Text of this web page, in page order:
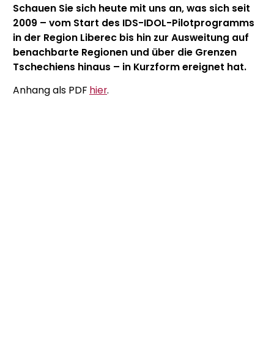
Schauen Sie sich heute mit uns an, was sich seit
2009 – vom Start des IDS-IDOL-Pilotprogramms
in der Region Liberec bis hin zur Ausweitung auf
benachbarte Regionen und über die Grenzen
Tschechiens hinaus – in Kurzform ereignet hat.
Anhang als PDF hier.